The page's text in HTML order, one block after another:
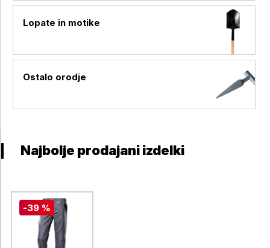
Lopate in motike
Ostalo orodje
Najbolje prodajani izdelki
-39 %